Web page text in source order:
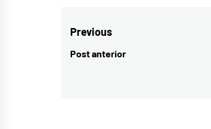
Navegação
de
Previous
Previous
Post anterior